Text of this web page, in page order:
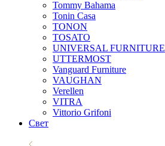
Tommy Bahama
Tonin Casa
TONON
TOSATO
UNIVERSAL FURNITURE
UTTERMOST
Vanguard Furniture
VAUGHAN
Verellen
VITRA
Vittorio Grifoni
Свет